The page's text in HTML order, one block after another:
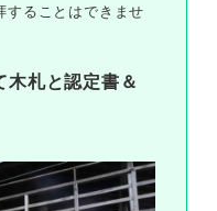
ることはできませ
札と認定書＆